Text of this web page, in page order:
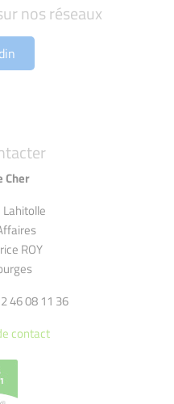
Cher
ROY
46 08 11 36
contact
nos réseaux